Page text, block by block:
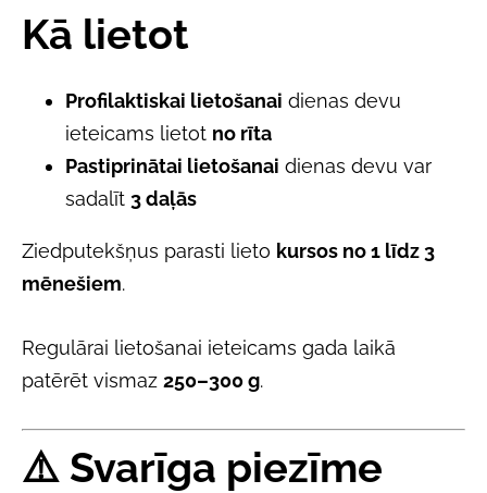
Kā lietot
Profilaktiskai lietošanai dienas devu
ieteicams lietot no rīta
Pastiprinātai lietošanai dienas devu var
sadalīt 3 daļās
Ziedputekšņus parasti lieto kursos no 1 līdz 3
mēnešiem.
Regulārai lietošanai ieteicams gada laikā
patērēt vismaz 250–300 g.
⚠️ Svarīga piezīme